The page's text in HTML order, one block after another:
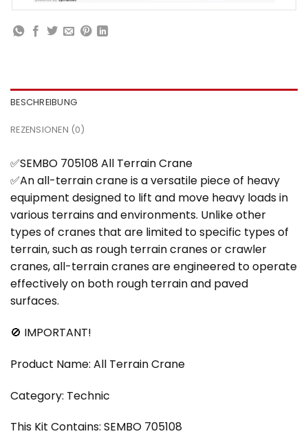
BESCHREIBUNG
REZENSIONEN (0)
✅SEMBO 705108 All Terrain Crane
✅An all-terrain crane is a versatile piece of heavy
equipment designed to lift and move heavy loads in
various terrains and environments. Unlike other
types of cranes that are limited to specific types of
terrain, such as rough terrain cranes or crawler
cranes, all-terrain cranes are engineered to operate
effectively on both rough terrain and paved
surfaces.
🚫 IMPORTANT!
Product Name: All Terrain Crane
Category: Technic
This Kit Contains: SEMBO 705108